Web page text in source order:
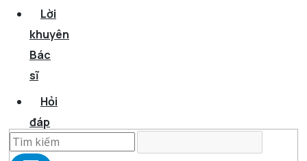
Lời
khuyên
Bác
sĩ
Hỏi
đáp